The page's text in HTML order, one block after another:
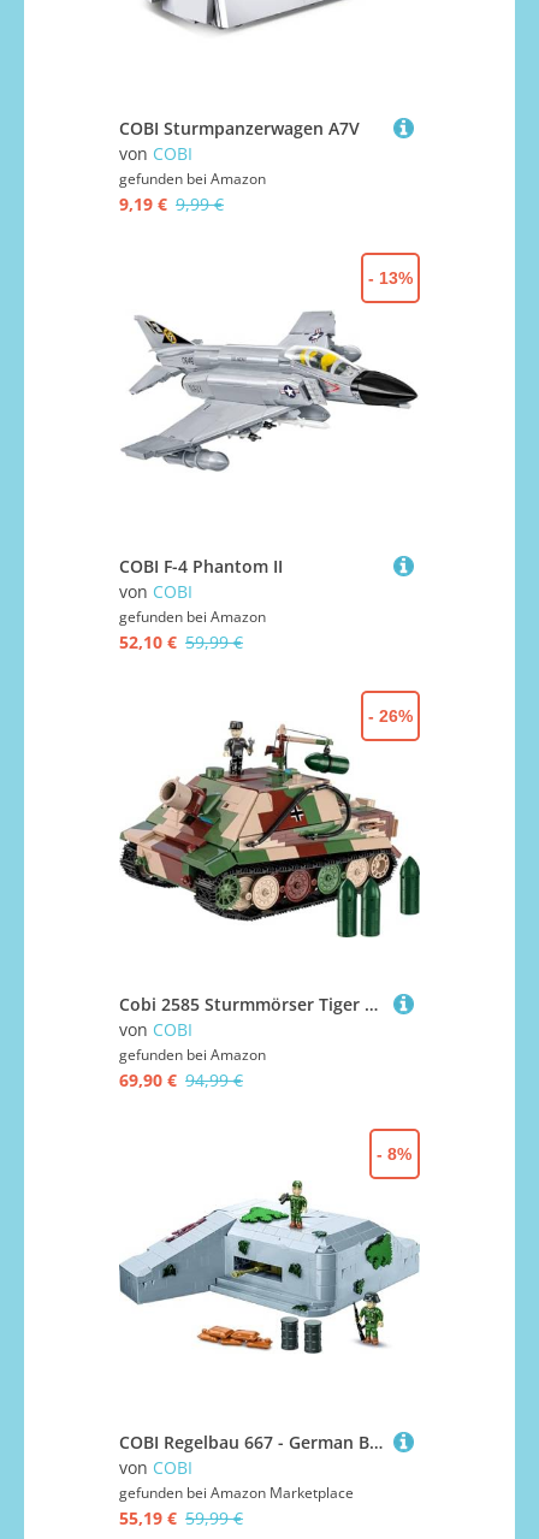
COBI Sturmpanzerwagen A7V
von COBI
gefunden bei Amazon
9,19 € 9,99 €
COBI F-4 Phantom II
von COBI
gefunden bei Amazon
52,10 € 59,99 €
- 13%
Cobi 2585 Sturmmörser Tiger STURMTIGER
von COBI
gefunden bei Amazon
69,90 € 94,99 €
- 26%
COBI Regelbau 667 - German Bunker, Grau, Grün
von COBI
gefunden bei Amazon Marketplace
55,19 € 59,99 €
- 8%